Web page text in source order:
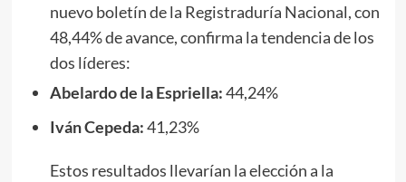
nuevo boletín de la Registraduría Nacional, con
48,44% de avance, confirma la tendencia de los
dos líderes:
Abelardo de la Espriella:44,24%
Iván Cepeda:41,23%
Estos resultados llevarían la elección a la